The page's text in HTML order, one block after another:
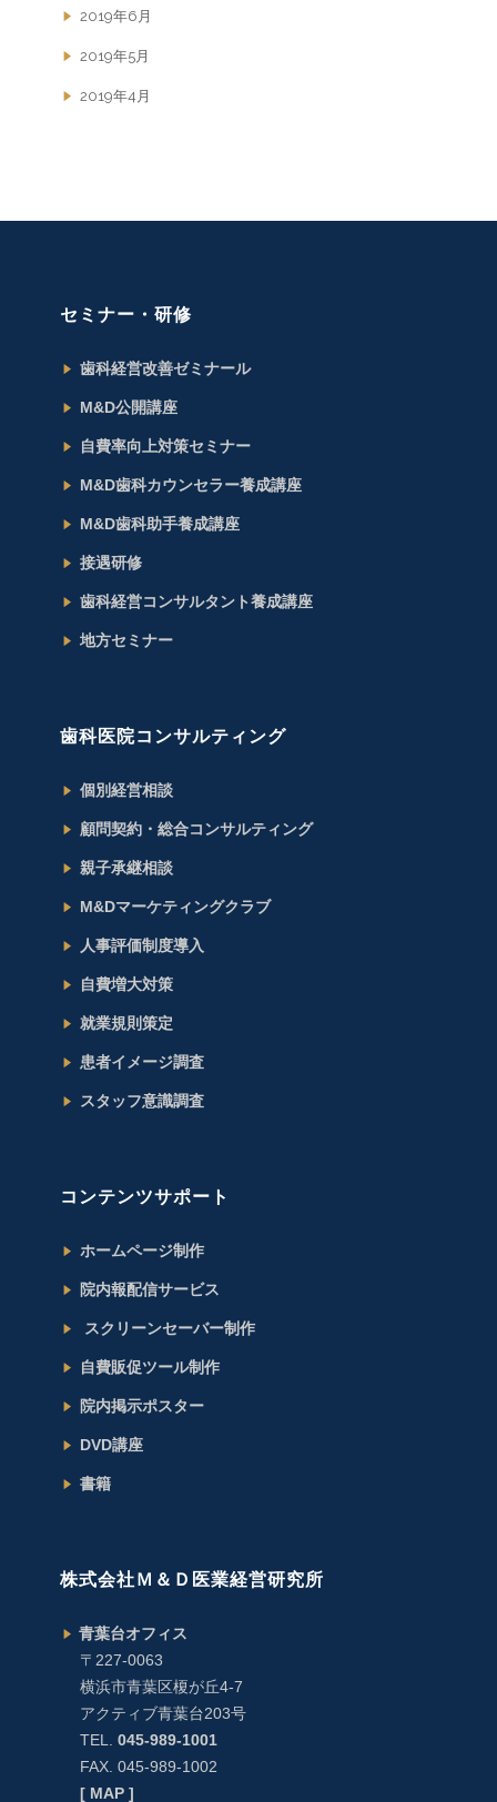
2019年6月
2019年5月
2019年4月
セミナー・研修
歯科経営改善ゼミナール
M&D公開講座
自費率向上対策セミナー
M&D歯科カウンセラー養成講座
M&D歯科助手養成講座
接遇研修
歯科経営コンサルタント養成講座
地方セミナー
歯科医院コンサルティング
個別経営相談
顧問契約・総合コンサルティング
親子承継相談
M&Dマーケティングクラブ
人事評価制度導入
自費増大対策
就業規則策定
患者イメージ調査
スタッフ意識調査
コンテンツサポート
ホームページ制作
院内報配信サービス
スクリーンセーバー制作
自費販促ツール制作
院内掲示ポスター
DVD講座
書籍
株式会社Ｍ＆Ｄ医業経営研究所
青葉台オフィス
〒227-0063
横浜市青葉区榎が丘4-7
アクティブ青葉台203号
TEL. 045-989-1001
FAX. 045-989-1002
[ MAP ]